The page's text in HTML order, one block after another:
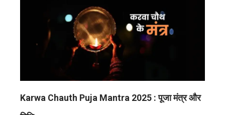
Karwa Chauth Puja Mantra 2025 : पूजा मंत्र और